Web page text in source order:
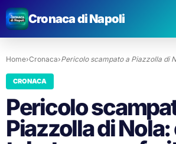
Cronaca di Napoli
Home›Cronaca›Pericolo scampato a Piazzolla di
CRONACA
Pericolo
Piazzolla di